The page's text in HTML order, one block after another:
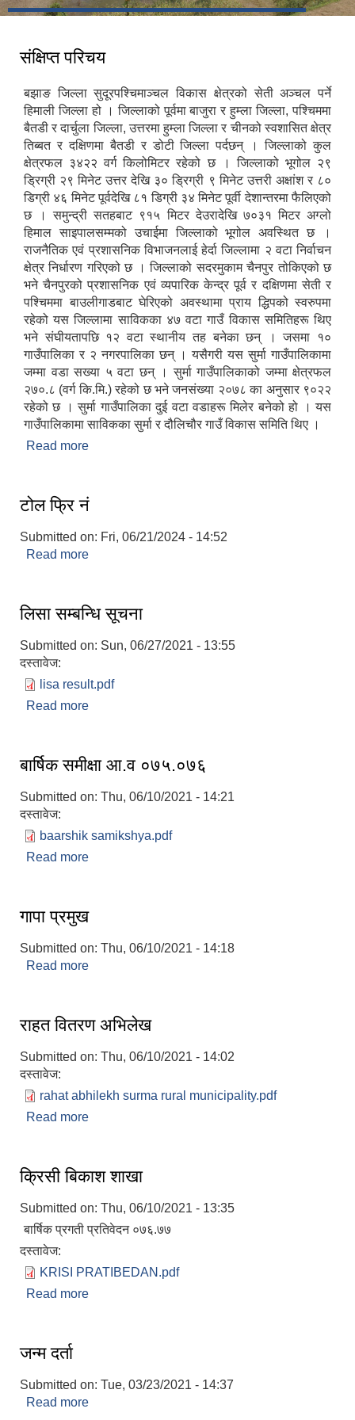
संक्षिप्त परिचय
बझाङ जिल्ला सुदूरपश्चिमाञ्चल विकास क्षेत्रको सेती अञ्चल पर्ने
हिमाली जिल्ला हो । जिल्लाको पूर्वमा बाजुरा र हुम्ला जिल्ला, पश्चिममा
बैतडी र दार्चुला जिल्ला, उत्तरमा हुम्ला जिल्ला र चीनको स्वशासित क्षेत्र
तिब्बत र दक्षिणमा बैतडी र डोटी जिल्ला पर्दछन् । जिल्लाको कुल
क्षेत्रफल ३४२२ वर्ग किलोमिटर रहेको छ । जिल्लाको भूगोल २९
ड्रिग्री २९ मिनेट उत्तर देखि ३० ड्रिग्री ९ मिनेट उत्तरी अक्षांश र ८०
डिग्री ४६ मिनेट पूर्वदेखि ८१ डिग्री ३४ मिनेट पूर्वी देशान्तरमा फैलिएको
छ । समुन्द्री सतहबाट ९१५ मिटर देउरादेखि ७०३१ मिटर अग्लो
हिमाल साइपालसम्मको उचाईमा जिल्लाको भूगोल अवस्थित छ ।
राजनैतिक एवं प्रशासनिक विभाजनलाई हेर्दा जिल्लामा २ वटा निर्वाचन
क्षेत्र निर्धारण गरिएको छ । जिल्लाको सदरमुकाम चैनपुर तोकिएको छ
भने चैनपुरको प्रशासनिक एवं व्यपारिक केन्द्र पूर्व र दक्षिणमा सेती र
पश्चिममा बाउलीगाडबाट घेरिएको अवस्थामा प्राय द्धिपको स्वरुपमा
रहेको यस जिल्लामा साविकका ४७ वटा गाउँ विकास समितिहरू थिए
भने संघीयतापछि १२ वटा स्थानीय तह बनेका छन् । जसमा १०
गाउँपालिका र २ नगरपालिका छन् । यसैगरी यस सुर्मा गाउँपालिकामा
जम्मा वडा सख्या ५ वटा छन् । सुर्मा गाउँपालिकाको जम्मा क्षेत्रफल
२७०.८ (वर्ग कि.मि.) रहेको छ भने जनसंख्या २०७८ का अनुसार ९०२२
रहेको छ । सुर्मा गाउँपालिका दुई वटा वडाहरू मिलेर बनेको हो । यस
गाउँपालिकामा साविकका सुर्मा र दौलिचौर गाउँ विकास समिति थिए ।
Read more
टोल फ्रि नं
Submitted on: Fri, 06/21/2024 - 14:52
Read more
लिसा सम्बन्धि सूचना
Submitted on: Sun, 06/27/2021 - 13:55
दस्तावेज:
lisa result.pdf
Read more
बार्षिक समीक्षा आ.व ०७५.०७६
Submitted on: Thu, 06/10/2021 - 14:21
दस्तावेज:
baarshik samikshya.pdf
Read more
गापा प्रमुख
Submitted on: Thu, 06/10/2021 - 14:18
Read more
राहत वितरण अभिलेख
Submitted on: Thu, 06/10/2021 - 14:02
दस्तावेज:
rahat abhilekh surma rural municipality.pdf
Read more
क्रिसी बिकाश शाखा
Submitted on: Thu, 06/10/2021 - 13:35
बार्षिक प्रगती प्रतिवेदन ०७६.७७
दस्तावेज:
KRISI PRATIBEDAN.pdf
Read more
जन्म दर्ता
Submitted on: Tue, 03/23/2021 - 14:37
Read more